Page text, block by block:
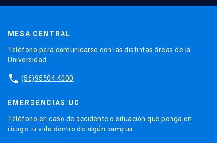
MESA CENTRAL
Teléfono para comunicarse con las distintas áreas de la
Universidad.
phone (56)95504 4000
EMERGENCIAS UC
Teléfono en caso de accidente o situación que ponga en
riesgo tu vida dentro de algún campus.